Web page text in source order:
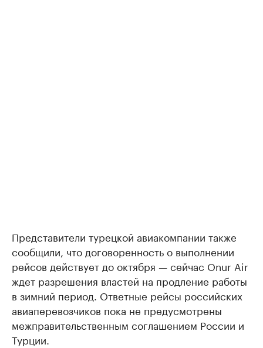
Представители турецкой авиакомпании также
сообщили, что договоренность о выполнении
рейсов действует до октября — сейчас Onur Air
ждет разрешения властей на продление работы
в зимний период. Ответные рейсы российских
авиаперевозчиков пока не предусмотрены
межправительственным соглашением России и
Турции.